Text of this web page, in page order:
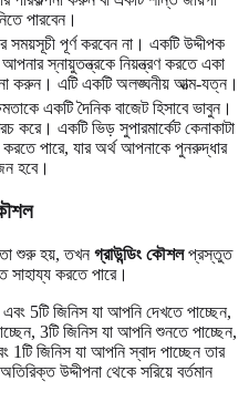
পারবেন।
সময়সূচী পূর্ণ করবেন না। একটি উদ্দীপক
স্নায়ুতন্ত্রকে নিয়ন্ত্রণ করতে একা
করুন। এটি একটি অলঙ্ঘনীয় আত্ম-যত্ন।
একটি দৈনিক বাজেট হিসাবে ভাবুন।
করে। একটি ভিড় সুপারমার্কেট কেনাকাটা
করতে পারে, যার অর্থ আপনাকে পুনরুদ্ধার
হবে।
শুরু হয়, তখনগ্রাউন্ডিং কৌশলপ্রস্তুত
সাহায্য করতে পারে।
এবং 5টি জিনিস যা আপনি দেখতে পাচ্ছেন,
3টি জিনিস যা আপনি শুনতে পাচ্ছেন,
1টি জিনিস যা আপনি স্বাদ পাচ্ছেন তার
উদ্দীপনা থেকে সরিয়ে বর্তমান